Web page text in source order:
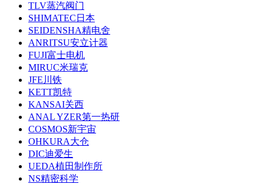
TLV蒸汽阀门
SHIMATEC日本
SEIDENSHA精电舍
ANRITSU安立计器
FUJI富士电机
MIRUC米瑞克
JFE川铁
KETT凯特
KANSAI关西
ANAL YZER第一热研
COSMOS新宇宙
OHKURA大仓
DIC迪爱生
UEDA植田制作所
NS精密科学